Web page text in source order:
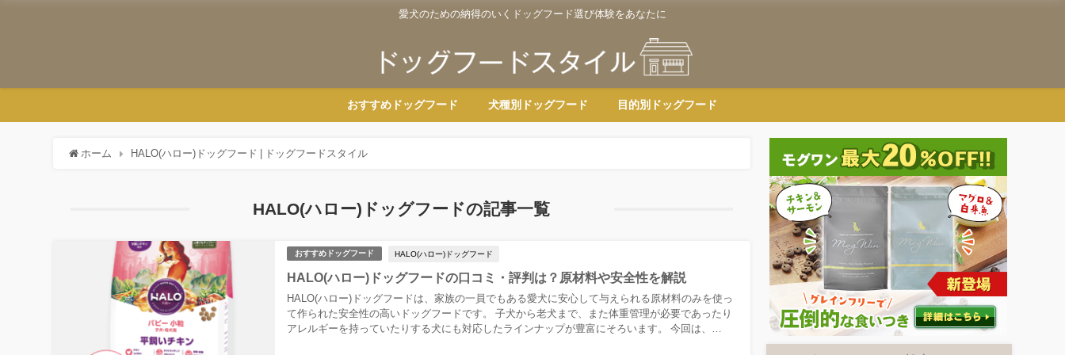
愛犬のための納得のいくドッグフード選び体験をあなたに
おすすめドッグフード 犬種別ドッグフード 目的別ドッグフード
ホーム HALO(ハロー)ドッグフード | ドッグフードスタイル
HALO(ハロー)ドッグフードの記事一覧
おすすめドッグフード HALO(ハロー)ドッグフード
HALO(ハロー)ドッグフードの口コミ・評判は？原材料や安全性を解説
HALO(ハロー)ドッグフードは、家族の一員でもある愛犬に安心して与えられる原材料のみを使っ
て作られた安全性の高いドッグフードです。 子犬から老犬まで、また体重管理が必要であったり
アレルギーを持っていたりする犬にも対応したラインナップが豊富にそろいます。 今回は、